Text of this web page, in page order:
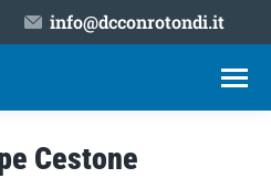
info@dcconrotondi.it
Cestone